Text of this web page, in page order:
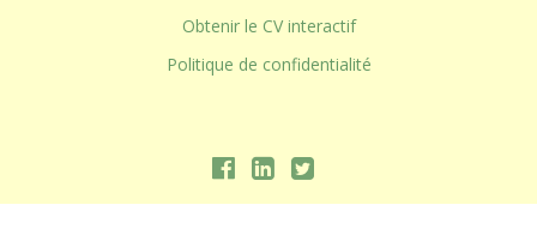
Obtenir le CV interactif
Politique de confidentialité